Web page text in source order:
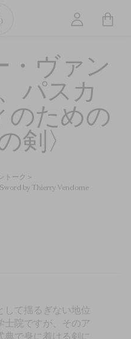
・ヴァン
パスカ
のための
剣〉
トーク＞
by Thierry Vendome
して揺るぎない地位
士院ですが、そのア
で身に着ける剣に